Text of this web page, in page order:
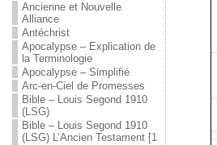
Ancienne et Nouvelle
Alliance
Antéchrist
Apocalypse – Explication de
la Terminologie
Apocalypse – Simplifié
Arc-en-Ciel de Promesses
Bible – Louis Segond 1910
(LSG)
Bible – Louis Segond 1910
(LSG) L’Ancien Testament [1